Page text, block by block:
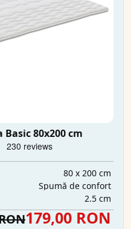
Basic 80x200 cm
80 x 200 cm
Spumă de confort
2.5 cm
179,00 RON